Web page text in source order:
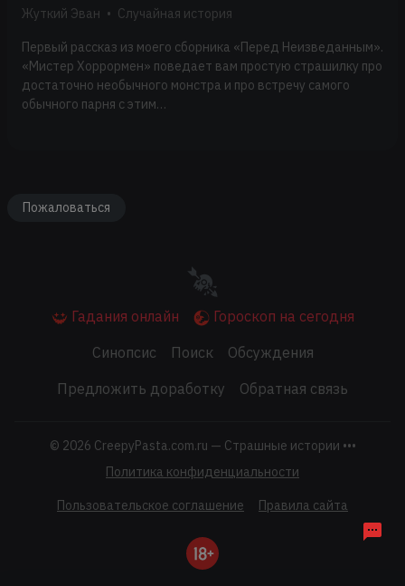
Жуткий Эван • Случайная история
Первый рассказ из моего сборника «Перед Неизведанным».
«Мистер Хоррормен» поведает вам простую страшилку про
достаточно необычного монстра и про встречу самого
обычного парня с этим…
Пожаловаться
Гадания онлайн
Гороскоп на сегодня
Синопсис
Поиск
Обсуждения
Предложить доработку
Обратная связь
© 2026 CreepyPasta.com.ru — Страшные истории •••
Политика конфиденциальности
Пользовательское соглашение Правила сайта